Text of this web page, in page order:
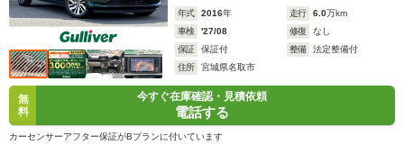
年式 2016年 走行 6.0万km
車検
'27/08 修復
なし
保証
保証付 整備
法定整備付
住所
宮城県名取市
無
料
今すぐ在庫確認・見積依頼
電話する
カーセンサーアフター保証がBプランに付いています